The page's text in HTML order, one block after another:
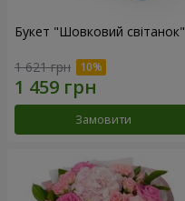
Букет "Шовковий світанок"
1 621 грн
Замовити